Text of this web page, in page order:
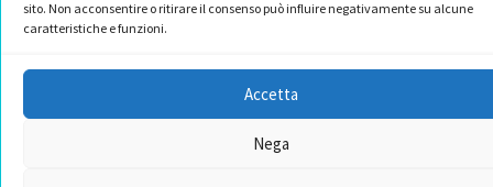
sito. Non acconsentire o ritirare il consenso può influire negativamente su alcune
caratteristiche e funzioni.
Accetta
Nega